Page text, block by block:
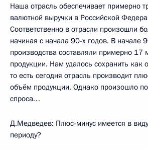
Наша отрасль обеспечивает примерно
валютной выручки в Российской
Соответственно в отрасли произошли
начиная с начала 90-х годов. В начале
производства составляли примерно 17
продукции. Нам удалось сохранить как
то есть сегодня отрасль производит
объём продукции. Однако произошло
спроса…
Д.Медведев: Плюс-минус имеется в
периоду?